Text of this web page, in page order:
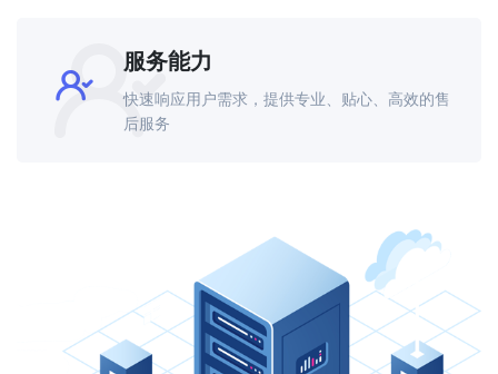
服务能力
快速响应用户需求，提供专业、贴心、高效的售
后服务